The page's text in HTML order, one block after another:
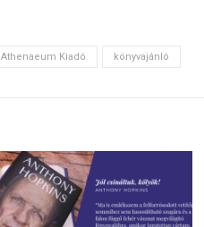
Athenaeum Kiadó könyvajánló